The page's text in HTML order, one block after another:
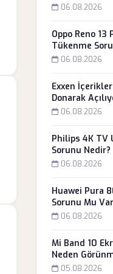
06.08.2026
Oppo Reno 13
Tükenme
06.08.2026
Exxen
Donarak
06.08.2026
Philips 4K TV
Sorunu Nedir?
06.08.2026
Huawei Pura
Sorunu Mu
06.08.2026
Mi Band 10
Neden
05.08.2026